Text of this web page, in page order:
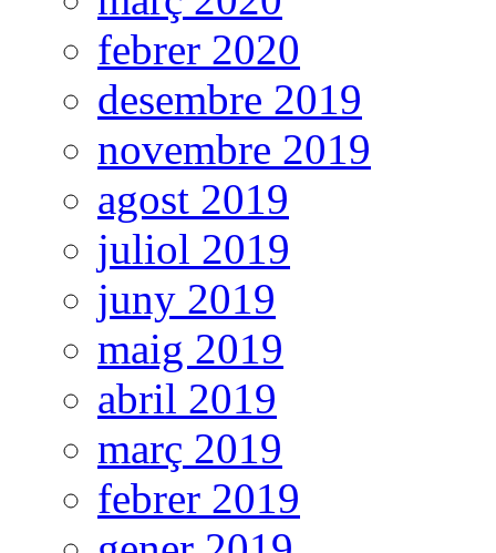
febrer 2020
desembre 2019
novembre 2019
agost 2019
juliol 2019
juny 2019
maig 2019
abril 2019
març 2019
febrer 2019